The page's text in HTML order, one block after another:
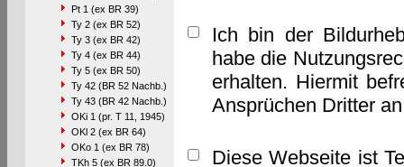
Pt 1 (ex BR 39)
Ty 2 (ex BR 52)
Ty 3 (ex BR 42)
Ty 4 (ex BR 44)
Ty 5 (ex BR 50)
Ty 42 (BR 52 Nachb.)
Ty 43 (BR 42 Nachb.)
OKi 1 (pr. T 11, 1945)
OKl 2 (ex BR 64)
OKo 1 (ex BR 78)
TKh 5 (ex BR 89.0)
Ich bin der
habe die
erhalten. Hiermit
Ansprüchen Dritter
Diese Webseite ist